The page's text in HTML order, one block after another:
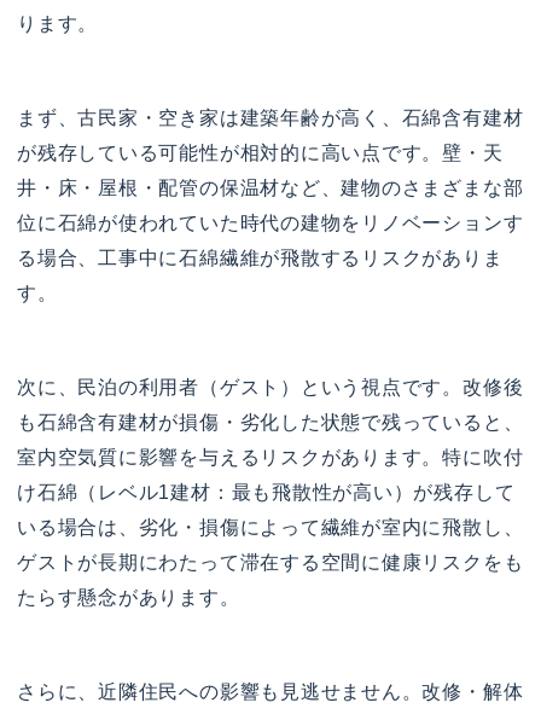
ります。
まず、古民家・空き家は建築年齢が高く、石綿含有建材
が残存している可能性が相対的に高い点です。壁・天
井・床・屋根・配管の保温材など、建物のさまざまな部
位に石綿が使われていた時代の建物をリノベーションす
る場合、工事中に石綿繊維が飛散するリスクがありま
す。
次に、民泊の利用者（ゲスト）という視点です。改修後
も石綿含有建材が損傷・劣化した状態で残っていると、
室内空気質に影響を与えるリスクがあります。特に吹付
け石綿（レベル1建材：最も飛散性が高い）が残存して
いる場合は、劣化・損傷によって繊維が室内に飛散し、
ゲストが長期にわたって滞在する空間に健康リスクをも
たらす懸念があります。
さらに、近隣住民への影響も見逃せません。改修・解体